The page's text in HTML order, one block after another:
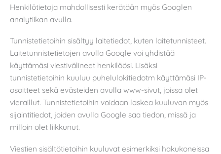
Henkilötietoja mahdollisesti kerätään myös Googlen
analytiikan avulla.
Tunnistetietoihin sisältyy laitetiedot, kuten laitetunnisteet.
Laitetunnistetietojen avulla Google voi yhdistää
käyttämäsi viestivälineet henkilöösi. Lisäksi
tunnistetietoihin kuuluu puhelulokitiedotm käyttämäsi IP-
osoitteet sekä evästeiden avulla www-sivut, joissa olet
vieraillut. Tunnistetietoihin voidaan laskea kuuluvan myös
sijaintitiedot, joiden avulla Google saa tiedon, missä ja
milloin olet liikkunut.
Viestien sisältötietoihin kuuluvat esimerkiksi hakukoneissa